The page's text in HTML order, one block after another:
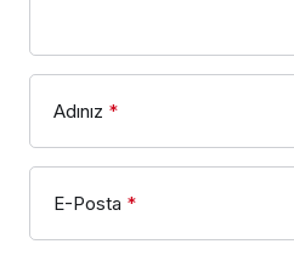
Adınız *
E-Posta *